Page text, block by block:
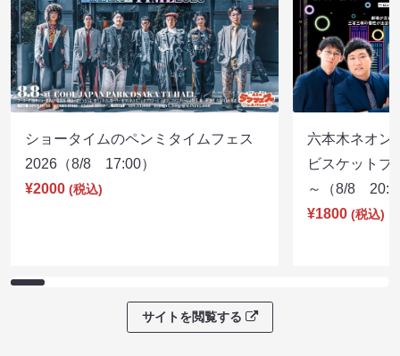
ショータイムのペンミタイムフェス
2026（8/8 17:00）
¥2000 (税込)
六本木ネオン
ビスケットブ
～（8/8
¥1800 (税込)
サイトを閲覧する